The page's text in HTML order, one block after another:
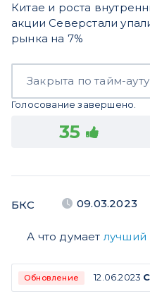
Китае и роста
акции Северстали
рынка на 7%
Закрыта по тайм-ауту
Голосование завершено.
35
БКС 09.03.2023
А что думает лучший
Обновление 12.06.2023